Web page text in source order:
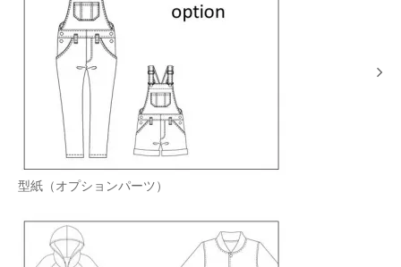
型紙（オプションパーツ）